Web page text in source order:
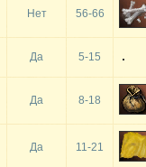
Нет 56-66
Да 5-15
Да 8-18
Да 11-21